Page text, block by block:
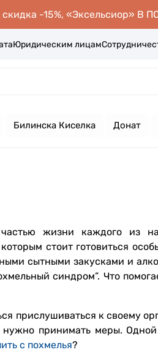
-15%, «Эксельсиор» В
Юридическим лицам
Билинска Киселка Донат
жизни каждого из
стоит готовиться
сытными закусками и
синдром”. Что
прислушиваться к своему
принимать меры.
с похмелья?